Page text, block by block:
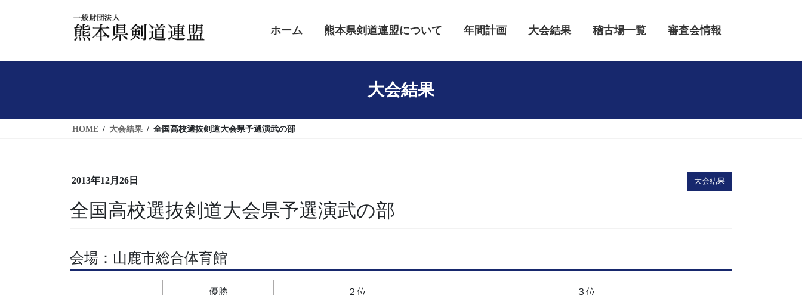
キ
に
ホーム 熊本県剣道連盟について 年間計画 大会結果 稽古場一覧 審査会情報
大会結果
HOME 大会結果 全国高校選抜剣道大会県予選演武の部
2013年12月26日 大会結果
全国高校選抜剣道大会県予選演武の部
会場：山鹿市総合体育館
優勝 ２位 ３位